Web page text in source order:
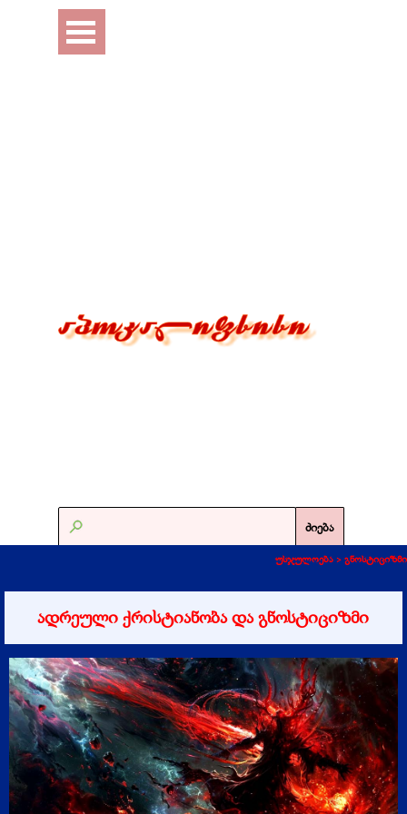
Перейти к контенту
Пропустить меню
ძიება
უსჯულოება > გნოსტიციზმი
ადრეული ქრისტიანობა და გნოსტიციზმი